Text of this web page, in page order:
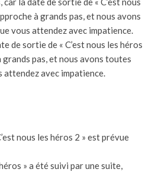
à grands pas, et nous avons
vous attendez avec impatience.
de sortie de « C’est nous les héros
pas, et nous avons toutes
avec impatience.
nous les héros 2 » est prévue
» a été suivi par une suite,